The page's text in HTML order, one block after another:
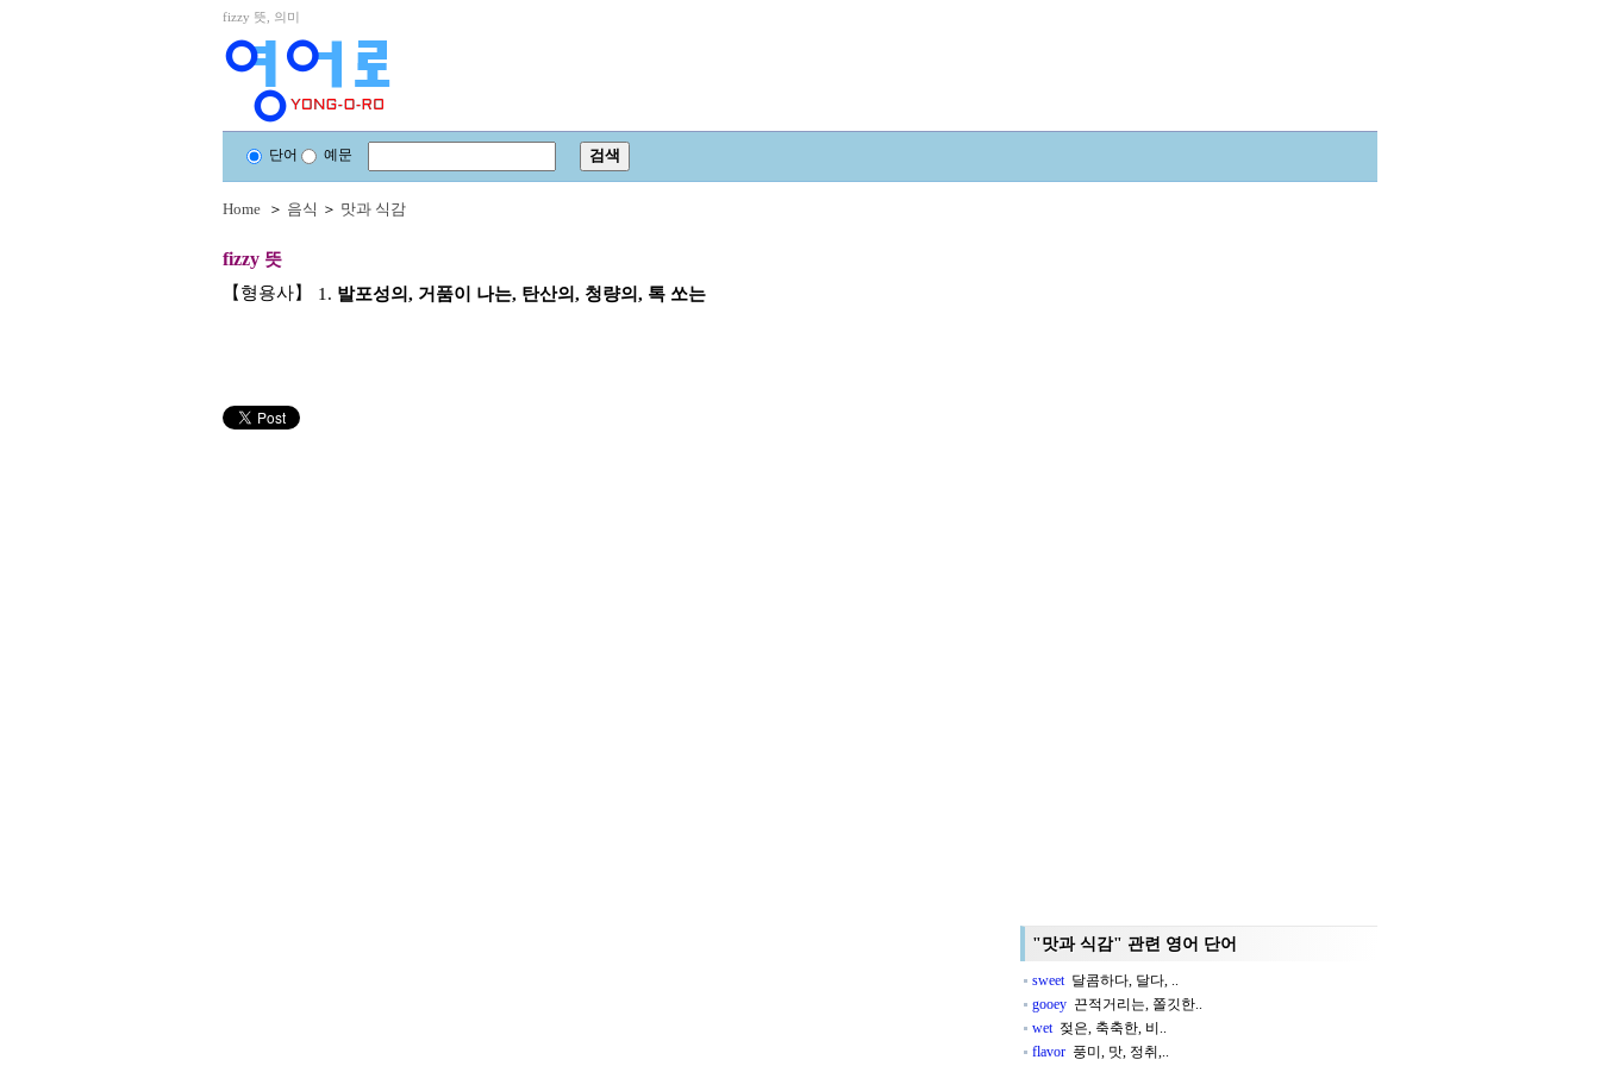
fizzy 뜻, 의미
단어 예문
Home ＞ 음식 ＞ 맛과 식감
fizzy 뜻
【형용사】
1. 발포성의, 거품이 나는, 탄산의, 청량의, 톡 쏘는
"맛과 식감" 관련 영어 단어
sweet달콤하다, 달다, ..
gooey 끈적거리는, 쫄깃한..
wet젖은, 축축한, 비..
flavor 풍미, 맛, 정취,..